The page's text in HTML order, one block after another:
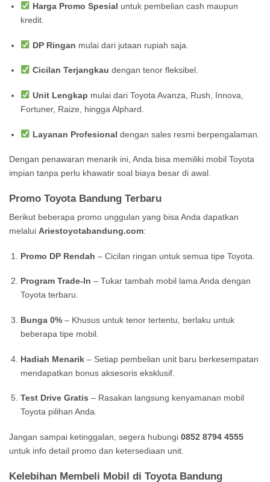
Harga Promo Spesial untuk pembelian cash maupun
kredit.
DP Ringan mulai dari jutaan rupiah saja.
Cicilan Terjangkau dengan tenor fleksibel.
Unit Lengkap mulai dari Toyota Avanza, Rush, Innova,
Fortuner, Raize, hingga Alphard.
Layanan Profesional dengan sales resmi berpengalaman.
Dengan penawaran menarik ini, Anda bisa memiliki mobil Toyota
impian tanpa perlu khawatir soal biaya besar di awal.
Promo Toyota Bandung Terbaru
Berikut beberapa promo unggulan yang bisa Anda dapatkan
melalui Ariestoyotabandung.com:
Promo DP Rendah – Cicilan ringan untuk semua tipe Toyota.
Program Trade-In – Tukar tambah mobil lama Anda dengan
Toyota terbaru.
Bunga 0%– Khusus untuk tenor tertentu, berlaku untuk
beberapa tipe mobil.
Hadiah Menarik– Setiap pembelian unit baru berkesempatan
mendapatkan bonus aksesoris eksklusif.
Test Drive Gratis – Rasakan langsung kenyamanan mobil
Toyota pilihan Anda.
Jangan sampai ketinggalan, segera hubungi 0852 8794 4555
untuk info detail promo dan ketersediaan unit.
Kelebihan Membeli Mobil di Toyota Bandung